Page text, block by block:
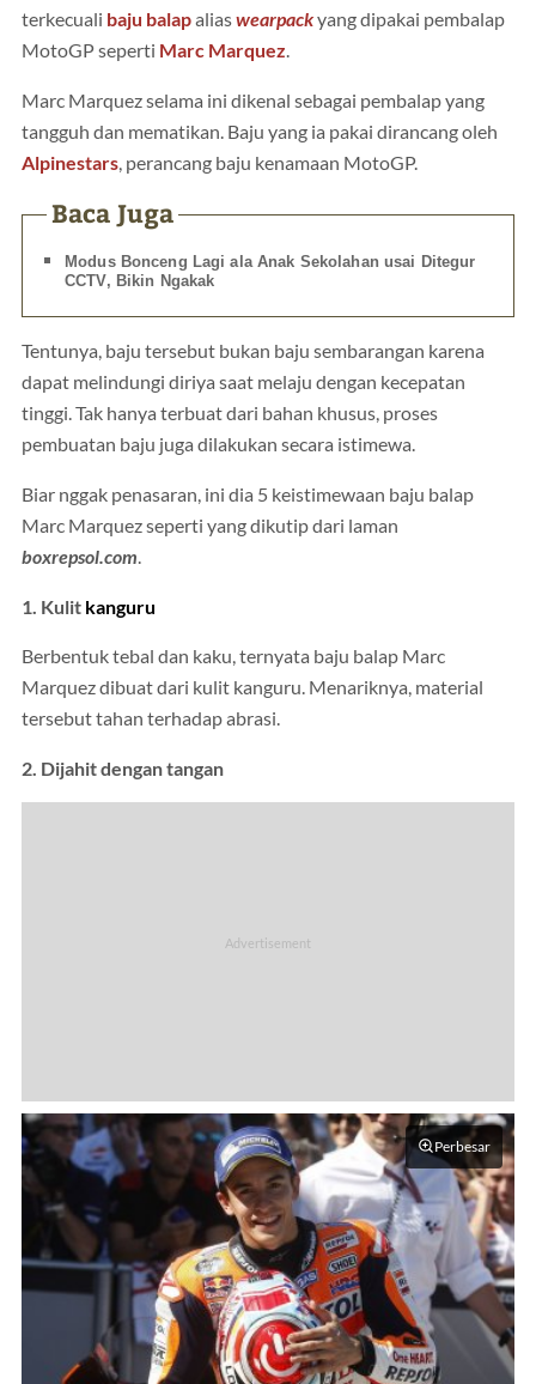
terkecuali baju balapaliaswearpackyang dipakai pembalap
MotoGP seperti Marc Marquez.
Marc Marquez selama ini dikenal sebagai pembalap yang
tangguh dan mematikan. Baju yang ia pakai dirancang oleh
Alpinestars , perancang baju kenamaan MotoGP.
Baca Juga
Modus Bonceng Lagi ala Anak Sekolahan usai Ditegur
CCTV, Bikin Ngakak
Tentunya, baju tersebut bukan baju sembarangan karena
dapat melindungi diriya saat melaju dengan kecepatan
tinggi. Tak hanya terbuat dari bahan khusus, proses
pembuatan baju juga dilakukan secara istimewa.
Biar nggak penasaran, ini dia 5 keistimewaan baju balap
Marc Marquez seperti yang dikutip dari laman
boxrepsol.com.
1. Kulit kanguru
Berbentuk tebal dan kaku, ternyata baju balap Marc
Marquez dibuat dari kulit kanguru. Menariknya, material
tersebut tahan terhadap abrasi.
2. Dijahit dengan tangan
Perbesar